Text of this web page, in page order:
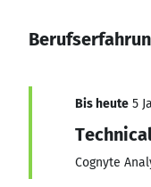
Bis heute 5
Cognyte